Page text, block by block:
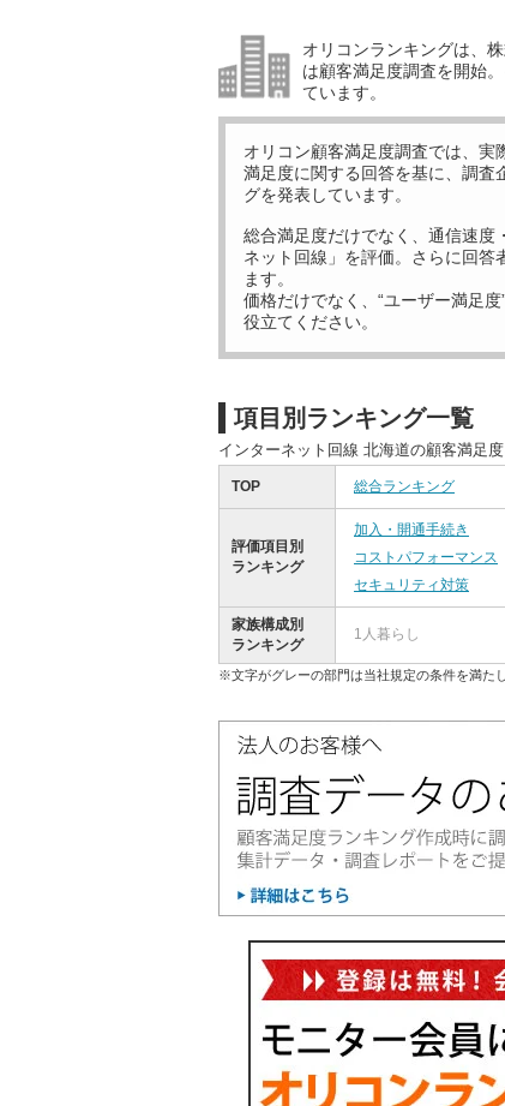
オリコンランキングは、
は顧客満足度調査を開始
ています。
オリコン顧客満足度調査では、実
満足度に関する回答を基に、調査
グを発表しています。
総合満足度だけでなく、通信速度
ネット回線」を評価。さらに回
ます。
価格だけでなく、“ユーザー満足
役立てください。
項目別ランキング一覧
インターネット回線 北海道の顧客満足
TOP 総合ランキング
評価項目別
ランキング
加入・開通手続き
コストパフォーマンス
セキュリティ対策
家族構成別
ランキング
1人暮らし
※文字がグレーの部門は当社規定の条件を満た